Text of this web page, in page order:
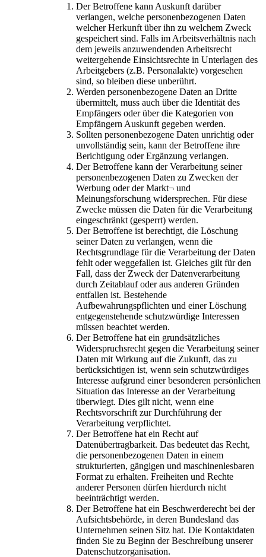
Der Betroffene kann Auskunft darüber
verlangen, welche personenbezogenen Daten
welcher Herkunft über ihn zu welchem Zweck
gespeichert sind. Falls im Arbeitsverhältnis nach
dem jeweils anzuwendenden Arbeitsrecht
weitergehende Einsichtsrechte in Unterlagen des
Arbeitgebers (z.B. Personalakte) vorgesehen
sind, so bleiben diese unberührt.
Werden personenbezogene Daten an Dritte
übermittelt, muss auch über die Identität des
Empfängers oder über die Kategorien von
Empfängern Auskunft gegeben werden.
Sollten personenbezogene Daten unrichtig oder
unvollständig sein, kann der Betroffene ihre
Berichtigung oder Ergänzung verlangen.
Der Betroffene kann der Verarbeitung seiner
personenbezogenen Daten zu Zwecken der
Werbung oder der Markt¬ und
Meinungsforschung widersprechen. Für diese
Zwecke müssen die Daten für die Verarbeitung
eingeschränkt (gesperrt) werden.
Der Betroffene ist berechtigt, die Löschung
seiner Daten zu verlangen, wenn die
Rechtsgrundlage für die Verarbeitung der Daten
fehlt oder weggefallen ist. Gleiches gilt für den
Fall, dass der Zweck der Datenverarbeitung
durch Zeitablauf oder aus anderen Gründen
entfallen ist. Bestehende
Aufbewahrungspflichten und einer Löschung
entgegenstehende schutzwürdige Interessen
müssen beachtet werden.
Der Betroffene hat ein grundsätzliches
Widerspruchsrecht gegen die Verarbeitung seiner
Daten mit Wirkung auf die Zukunft, das zu
berücksichtigen ist, wenn sein schutzwürdiges
Interesse aufgrund einer besonderen persönlichen
Situation das Interesse an der Verarbeitung
überwiegt. Dies gilt nicht, wenn eine
Rechtsvorschrift zur Durchführung der
Verarbeitung verpflichtet.
Der Betroffene hat ein Recht auf
Datenübertragbarkeit. Das bedeutet das Recht,
die personenbezogenen Daten in einem
strukturierten, gängigen und maschinenlesbaren
Format zu erhalten. Freiheiten und Rechte
anderer Personen dürfen hierdurch nicht
beeinträchtigt werden.
Der Betroffene hat ein Beschwerderecht bei der
Aufsichtsbehörde, in deren Bundesland das
Unternehmen seinen Sitz hat. Die Kontaktdaten
finden Sie zu Beginn der Beschreibung unserer
Datenschutzorganisation.